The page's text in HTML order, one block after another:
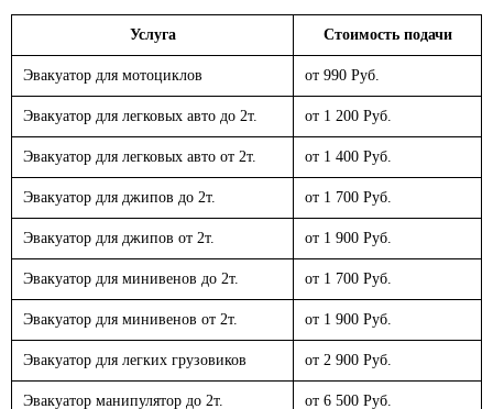
Услуга Стоимость подачи
Эвакуатор для мотоциклов от 990 Руб.
Эвакуатор для легковых авто до 2т. от 1 200 Руб.
Эвакуатор для легковых авто от 2т. от 1 400 Руб.
Эвакуатор для джипов до 2т. от 1 700 Руб.
Эвакуатор для джипов от 2т. от 1 900 Руб.
Эвакуатор для минивенов до 2т. от 1 700 Руб.
Эвакуатор для минивенов от 2т. от 1 900 Руб.
Эвакуатор для легких грузовиков от 2 900 Руб.
Эвакуатор манипулятор до 2т. от 6 500 Руб.